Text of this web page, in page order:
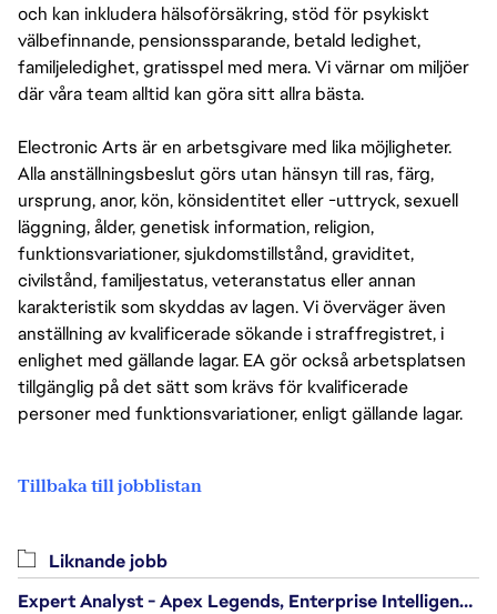
och kan inkludera hälsoförsäkring, stöd för psykiskt
välbefinnande, pensionssparande, betald ledighet,
familjeledighet, gratisspel med mera. Vi värnar om miljöer
där våra team alltid kan göra sitt allra bästa.
Electronic Arts är en arbetsgivare med lika möjligheter.
Alla anställningsbeslut görs utan hänsyn till ras, färg,
ursprung, anor, kön, könsidentitet eller -uttryck, sexuell
läggning, ålder, genetisk information, religion,
funktionsvariationer, sjukdomstillstånd, graviditet,
civilstånd, familjestatus, veteranstatus eller annan
karakteristik som skyddas av lagen. Vi överväger även
anställning av kvalificerade sökande i straffregistret, i
enlighet med gällande lagar. EA gör också arbetsplatsen
tillgänglig på det sätt som krävs för kvalificerade
personer med funktionsvariationer, enligt gällande lagar.
Tillbaka till jobblistan
Liknande jobb
Expert Analyst - Apex Legends, Enterprise Intelligence (EI)